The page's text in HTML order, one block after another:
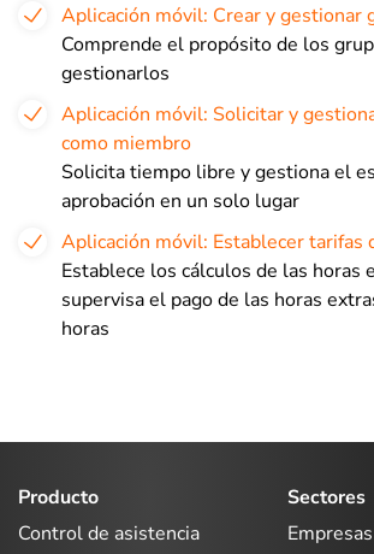
Aplicación móvil: Crear y gestionar
Comprende el propósito de los
gestionarlos
Aplicación móvil: Solicitar y
como miembro
Solicita tiempo libre y gestiona el
aprobación en un solo lugar
Aplicación móvil: Establecer tarifas
Establece los cálculos de las horas
supervisa el pago de las horas
horas
Producto
Control de asistencia
Sectores
Empresas